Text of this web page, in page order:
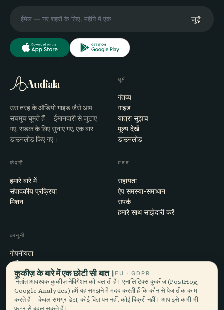
जुड़ें
Audiala
उस तरह के ऑडियो गाइड जैसे आप
सचमुच घूमते हैं — ईमानदारी से जुटाए
गए, सड़क के लिए सुनाए गए, एक बार
डाउनलोड किए गए।
घूमें
गंतव्य
गाइड
यात्रा सुझाव
मूल्य देखें
डाउनलोड
कंपनी
हमारे बारे में
संपादकीय प्रक्रिया
मिशन
मदद
सहायता
ऐप समस्या-समाधान
संपर्क
हमारे साथ साझेदारी करें
कानूनी
गोपनीयता
शर्तें
कुकी सेटिंग्स
खाता हटाएँ
कुकीज़ के बारे में एक छोटी सी बात। EU · GDPR
नितांत आवश्यक कुकीज़ नेविगेशन को चलाती हैं। एनालिटिक्स कुकीज़ (PostHog,
Google Analytics) हमें यह समझने में मदद करती हैं कि कौन से पेज ठीक काम
करते हैं — केवल समग्र डेटा, कोई विज्ञापन नहीं, कोई बिक्री नहीं। आप इसे कभी भी